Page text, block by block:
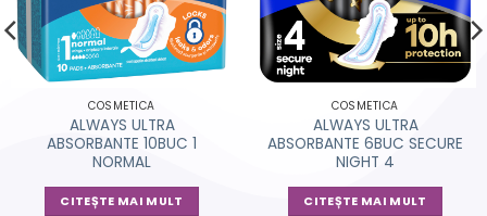
COSMETICA
ALWAYS ULTRA
ABSORBANTE 10BUC 1
NORMAL
CITEȘTE MAI MULT
COSMETICA
ALWAYS ULTRA
ABSORBANTE 6BUC SECURE
NIGHT 4
CITEȘTE MAI MULT